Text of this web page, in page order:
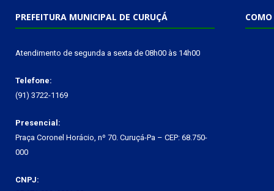
PREFEITURA MUNICIPAL DE CURUÇÁ
Atendimento de segunda a sexta de 08h00 às 14h00
Telefone:
(91) 3722-1169
Presencial:
Praça Coronel Horácio, nº 70. Curuçá-Pa – CEP: 68.750-
000
CNPJ:
COMO